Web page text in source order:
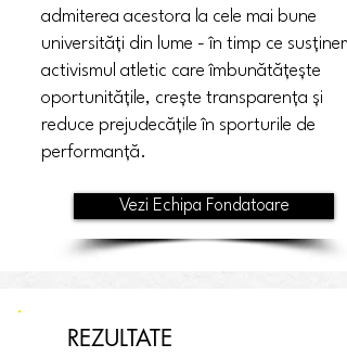
admiterea acestora la cele mai bune
universități din lume - în timp ce susținem
activismul atletic care îmbunătățește
oportunitățile, crește transparența și
reduce prejudecățile în sporturile de
performanță.
Vezi Echipa Fondatoare
REZULTATE